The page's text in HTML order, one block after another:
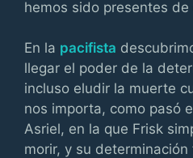
hemos sido presentes de
En la pacifista
llegar el poder de la
incluso eludir la muerte
nos importa, como pasó
Asriel, en la que Frisk
morir, y su